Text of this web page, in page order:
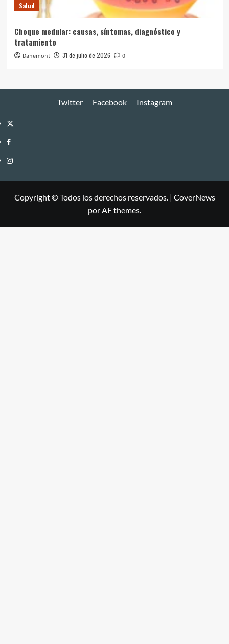
Salud
Choque medular: causas, síntomas, diagnóstico y
tratamiento
Dahemont 31 de julio de 2026 0
Twitter Facebook Instagram
Twitter
Facebook
Instagram
Copyright © Todos los derechos reservados. | CoverNews
por AF themes.